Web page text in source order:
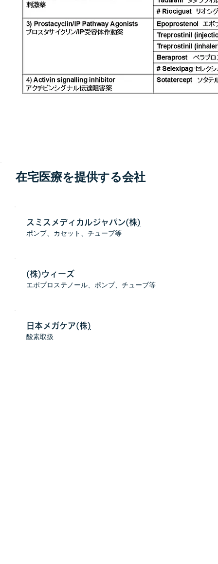
在宅医療を提供する会社
スミスメディカルジャパン(株)
ポンプ、カセット、チューブ等
(株)ウィーズ
エポプロステノール、ポンプ、チューブ等
日本メガケア(株)
酸素取扱